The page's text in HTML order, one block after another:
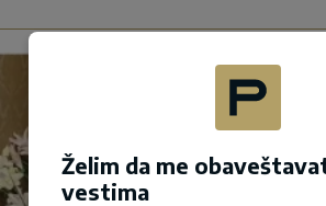
Želim da me
vestima